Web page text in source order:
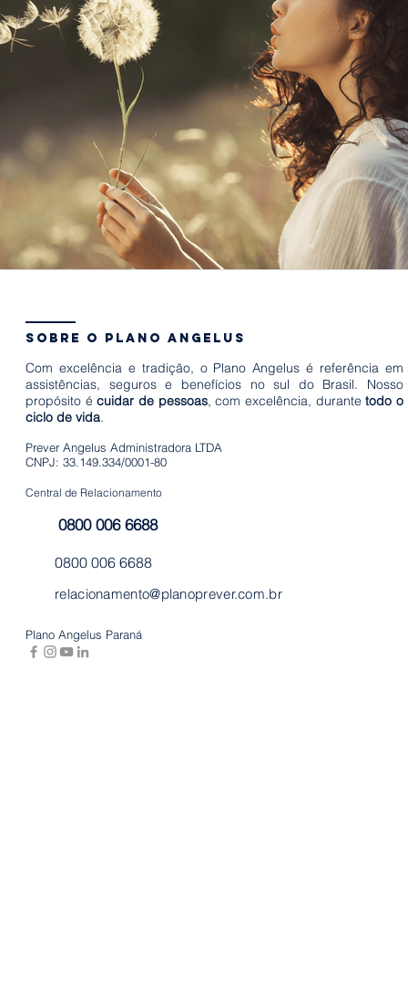
sobre o plano angelus
Com excelência e tradição, o Plano Angelus é referência em
assistências, seguros e benefícios no sul do Brasil. Nosso
propósito écuidar de pessoas, com excelência, durantetodo o
ciclo de vida.
Prever Angelus Administradora LTDA
CNPJ: 33.149.334/0001-80
Central de Relacionamento
0800 006 6688
0800 006 6688
relacionamento@planoprever.com.br
Plano Angelus Paraná